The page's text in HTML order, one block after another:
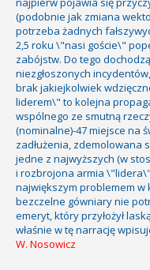
(podobnie jak zmiana
potrzeba żadnych
2,5 roku \"nasi goście\"
zabójstw. Do tego
niezgłoszonych
brak jakiejkolwiek
liderem\" to kolejna
wspólnego ze smutną
(nominalne)-47 miejsce na
zadłużenia, zdemolowana
jedne z najwyższych (w
i rozbrojona armia
największym problemem w
bezczelne gówniary nie
emeryt, który przyłożył
właśnie w tę narrację
W. Nosowicz